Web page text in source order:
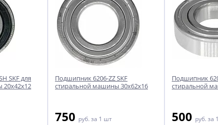
SKF для
Подшипник 6206-ZZ SKF
стиральной машины 30x62x16
750 руб. за 1 шт
Подшипник
стиральной
500 руб. за